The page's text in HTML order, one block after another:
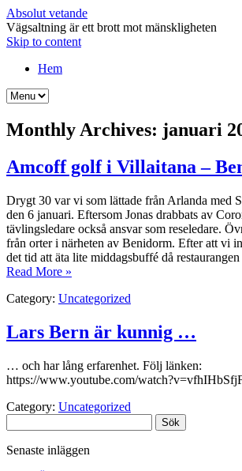
Absolut vetande
Vägsaltning är ett brott mot mänskligheten
Skip to content
Hem
Monthly Archives: januari
Amcoff golf i Villaitana –
Drygt 30 var vi som lättade från Arlanda med
den 6 januari. Eftersom Jonas drabbats av
tävlingsledare också ansvar som reseledare.
från orter i närheten av Benidorm. Efter att vi
det tid att äta lite middagsbuffé då
Read More »
Category: Uncategorized
Lars Bern är kunnig …
… och har lång erfarenhet. Följ länken:
https://www.youtube.com/
Category: Uncategorized
efter:
Senaste inläggen